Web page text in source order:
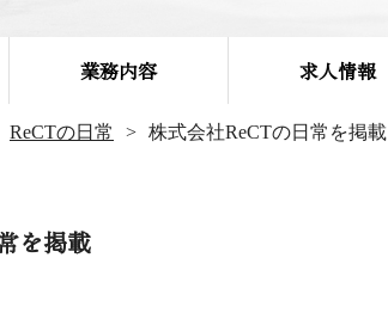
業務内容 求人情報
ReCTの日常 株式会社ReCTの日常を掲載
を掲載